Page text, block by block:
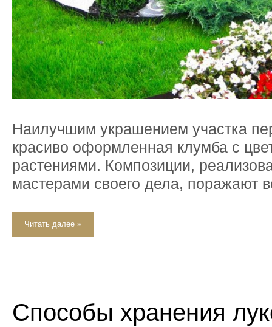
Наилучшим украшением участка
красиво оформленная клумба с
растениями. Композиции,
мастерами своего дела, поражают
Читать далее »
Способы хранения